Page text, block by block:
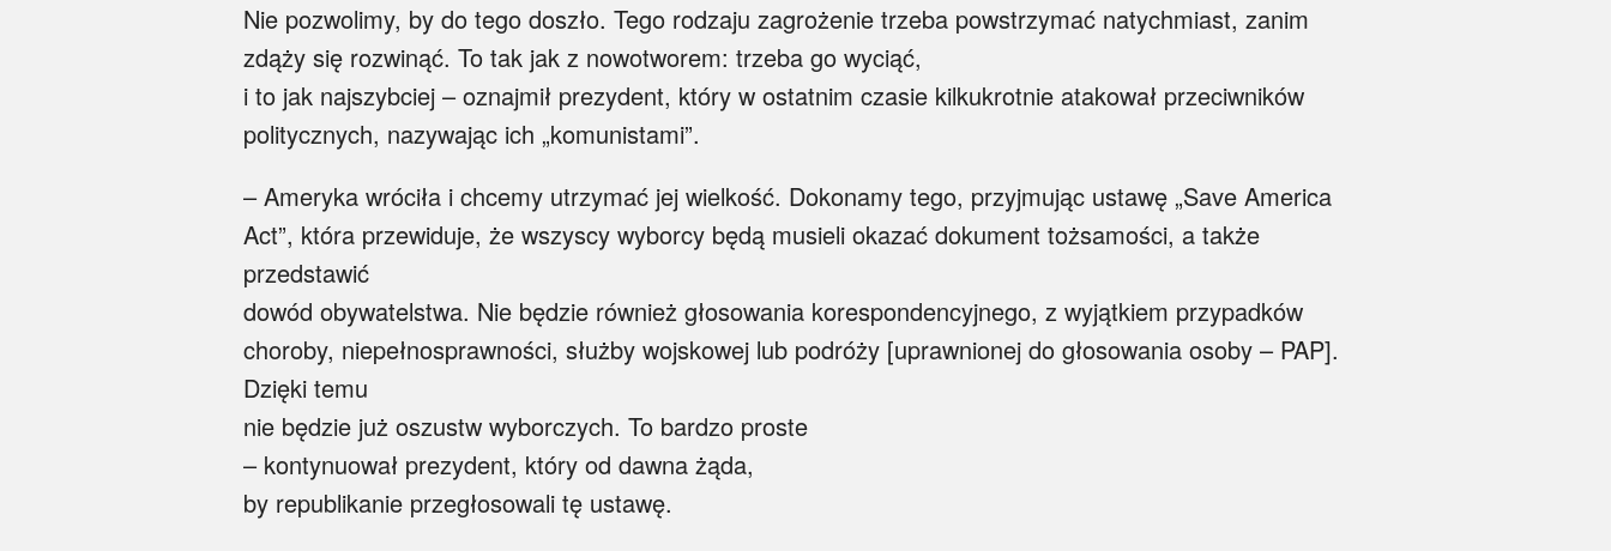
Nie pozwolimy, by do tego doszło. Tego rodzaju zagrożenie trzeba powstrzymać natychmiast, zanim
zdąży się rozwinąć. To tak jak z nowotworem: trzeba go wyciąć,
i to jak najszybciej – oznajmił prezydent, który w ostatnim czasie kilkukrotnie atakował przeciwników
politycznych, nazywając ich „komunistami”.
– Ameryka wróciła i chcemy utrzymać jej wielkość. Dokonamy tego, przyjmując ustawę „Save America
Act”, która przewiduje, że wszyscy wyborcy będą musieli okazać dokument tożsamości, a także
przedstawić
dowód obywatelstwa. Nie będzie również głosowania korespondencyjnego, z wyjątkiem przypadków
choroby, niepełnosprawności, służby wojskowej lub podróży [uprawnionej do głosowania osoby – PAP].
Dzięki temu
nie będzie już oszustw wyborczych. To bardzo proste
– kontynuował prezydent, który od dawna żąda,
by republikanie przegłosowali tę ustawę.